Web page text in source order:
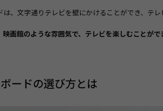
、文字通りテレビを壁にかけることができ、テ
映画館のような雰囲気で、テレビを楽しむことがで
ードの選び方とは